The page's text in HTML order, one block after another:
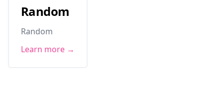
Random
Random
Learn more →